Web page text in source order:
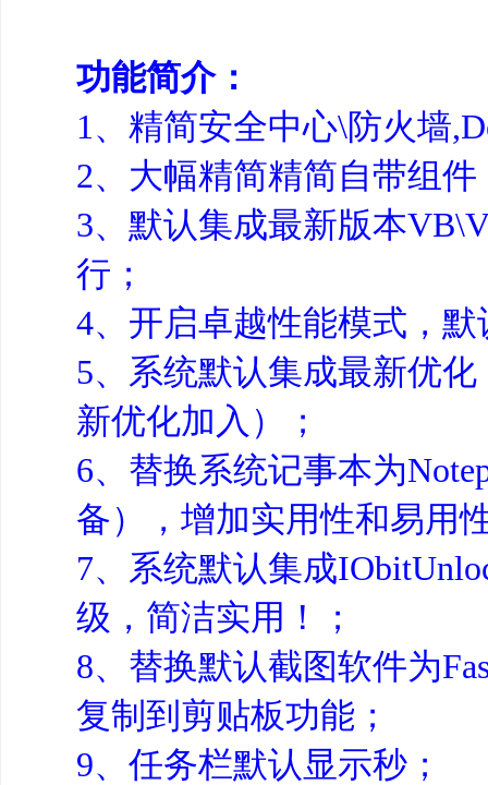
功能简介：
1、精简安全中心\防火墙
2、大幅精简精简自带组件
3、默认集成最新版本
行；
4、开启卓越性能模式，
5、系统默认集成最新优
新优化加入）；
6、替换系统记事本为
备），增加实用性和易用
7、系统默认集成
级，简洁实用！；
8、替换默认截图软件为
复制到剪贴板功能；
9、任务栏默认显示秒；